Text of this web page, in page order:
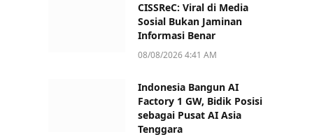
CISSReC: Viral di Media
Sosial Bukan Jaminan
Informasi Benar
08/08/2026 4:41 AM
Indonesia Bangun AI
Factory 1 GW, Bidik Posisi
sebagai Pusat AI Asia
Tenggara